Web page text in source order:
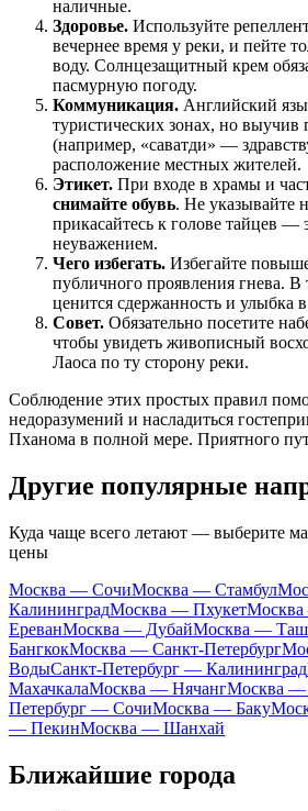
наличные.
Здоровье. Используйте
вечернее время у реки, и пейте
воду. Солнцезащитный крем
пасмурную погоду.
Коммуникация. Английский
туристических зонах, но выучив
(например, «саватди» —
расположение местных жителей.
Этикет. При входе в храмы и
снимайте обувь. Не указывайте
прикасайтесь к голове тайцев —
неуважением.
Чего избегать. Избегайте
публичного проявления гнева. В
ценится сдержанность и улыбка
Совет. Обязательно посетите
чтобы увидеть живописный
Лаоса по ту сторону реки.
Соблюдение этих простых правил
недоразумений и насладиться
Пханома в полной мере. Приятного
Другие популярные
Куда чаще всего летают — выберите
цены
Москва — СочиМосква — Стамбул
КалининградМосква — Пхукет
ЕреванМосква — ДубайМосква —
БангкокМосква — Санкт-Петербург
ВодыСанкт-Петербург — Калининград
МахачкалаМосква — НячангМосква —
Петербург — СочиМосква — Баку
— ПекинМосква — Шанхай
Ближайшие города